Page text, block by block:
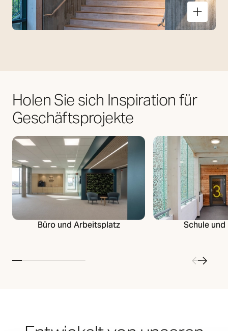
Holen Sie sich Inspiration für
Geschäftsprojekte
Büro und Arbeitsplatz Schule